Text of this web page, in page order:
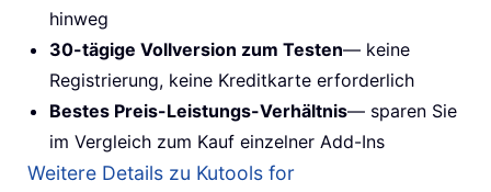
hinweg
30-tägige Vollversion zum Testen— keine
Registrierung, keine Kreditkarte erforderlich
Bestes Preis-Leistungs-Verhältnis— sparen Sie
im Vergleich zum Kauf einzelner Add-Ins
Weitere Details zu Kutools for